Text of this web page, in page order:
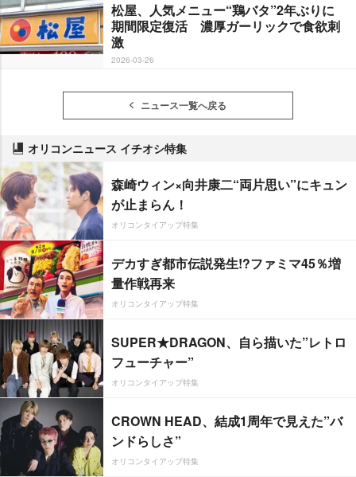
松屋、人気メニュー“鶏バタ”2年ぶりに
期間限定復活 濃厚ガーリックで食欲刺
激
2026-03-26
ニュース一覧へ戻る
オリコンニュース イチオシ特集
森崎ウィン×向井康二“両片思い”にキュン
が止まらん！
オリコンタイアップ特集
デカすぎ都市伝説発生!?ファミマ45％増
量作戦再来
オリコンタイアップ特集
SUPER★DRAGON、自ら描いた”レトロ
フューチャー”
オリコンタイアップ特集
CROWN HEAD、結成1周年で見えた”バ
ンドらしさ”
オリコンタイアップ特集